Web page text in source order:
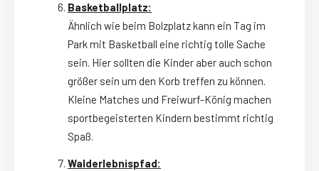
Basketballplatz:
Ähnlich wie beim Bolzplatz kann ein Tag im
Park mit Basketball eine richtig tolle Sache
sein. Hier sollten die Kinder aber auch schon
größer sein um den Korb treffen zu können.
Kleine Matches und Freiwurf-König machen
sportbegeisterten Kindern bestimmt richtig
Spaß.
Walderlebnispfad: